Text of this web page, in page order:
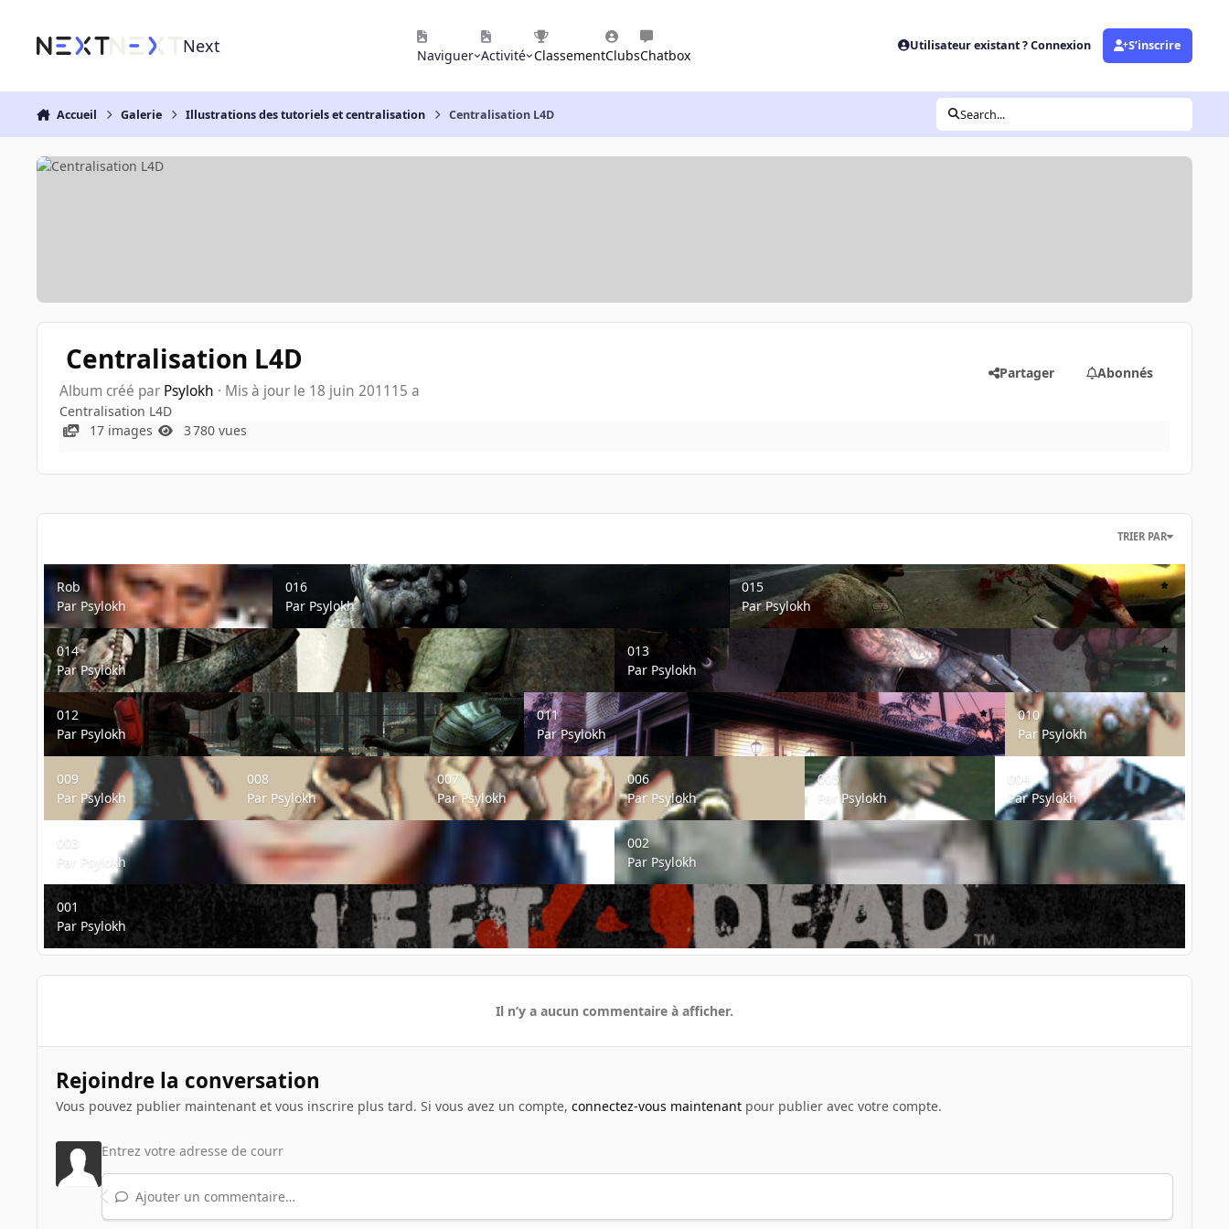
Next Naviguer Activité ClassementClubsChatbox
Utilisateur existant ? Connexion S’inscrire
Accueil Galerie Illustrations des tutoriels et centralisation Centralisation L4D Search...
Centralisation L4D
Album créé par Psylokh · Mis à jour le 18 juin 201115 a
Partager Abonnés
Centralisation L4D
17 images
3 780 vues
TRIER PAR
Rob
Par Psylokh
016
016
Par Psylokh
015
015
ParPsylokh
014
014
ParPsylokh
013
Par Psylokh
012
Par Psylokh
011
011
ParPsylokh
010
010
Par Psylokh
009
Par Psylokh
008
Par Psylokh
007
007
ParPsylokh
006
006
Par Psylokh
005
005
ParPsylokh
004
ParPsylokh
Par
Psylokh
002
002
Par Psylokh
001
Par Psylokh
Il n’y a aucun commentaire à afficher.
Rejoindre la conversation
Vous pouvez publier maintenant et vous inscrire plus tard. Si vous avez un compte, connectez-vous maintenantpour publier avec votre compte.
Ajouter un commentaire…